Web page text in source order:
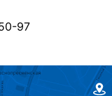
97